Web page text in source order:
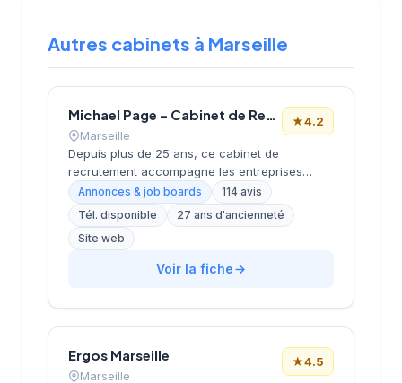
Autres cabinets à Marseille
Michael Page – Cabinet de Recrutement Marseille
Marseille
★4.2
Depuis plus de 25 ans, ce cabinet de
recrutement accompagne les entreprises
marseillaises dans leurs recherches de profils
spécialisés. Basé boulevard de Dunkerque
dans le 2e arrondissement, à proximité du
quartier de la Joliette, il développe une
approche sectorielle ciblée sur les métiers du
tertiaire et de l'industrie. Dirigée par
Son ancrage territorial et son expérience de
plus de deux décennies en font un acteur
Annonces & job boards
114 avis
Tél. disponible
27 ans d'ancienneté
Site web
Voir la fiche
Ergos Marseille
Marseille
★4.5